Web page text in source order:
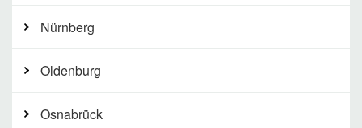
Nürnberg
Oldenburg
Osnabrück